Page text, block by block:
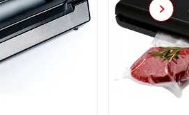
Next